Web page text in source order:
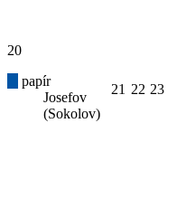
20
papír
Josefov
(Sokolov)
21 22 23